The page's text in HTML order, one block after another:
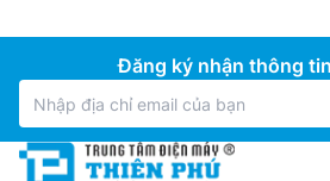
Đăng ký nhận thông